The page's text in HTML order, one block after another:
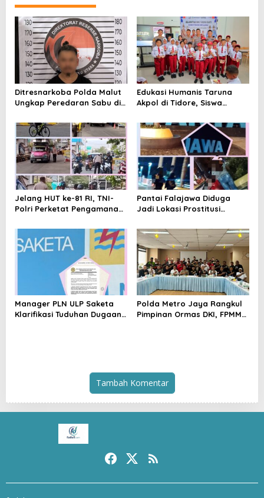
a
s
i
p
o
s
Ditresnarkoba Polda Malut
Ungkap Peredaran Sabu di
Pengedar Diamankan
Edukasi Humanis Taruna
Akpol di Tidore, Siswa
Mandiri
Jelang HUT ke-81 RI, TNI-
Polri Perketat Pengamanan
Pemeriksaan Kendaraan
hingga Patroli Rutin
Pantai Falajawa Diduga
Jadi Lokasi Prostitusi
Miras, Warga Desak
Penertiban
Manager PLN ULP Saketa
Klarifikasi Tuduhan Dugaan
Polda Metro Jaya Rangkul
Pimpinan Ormas DKI, FPMM
Tambah Komentar